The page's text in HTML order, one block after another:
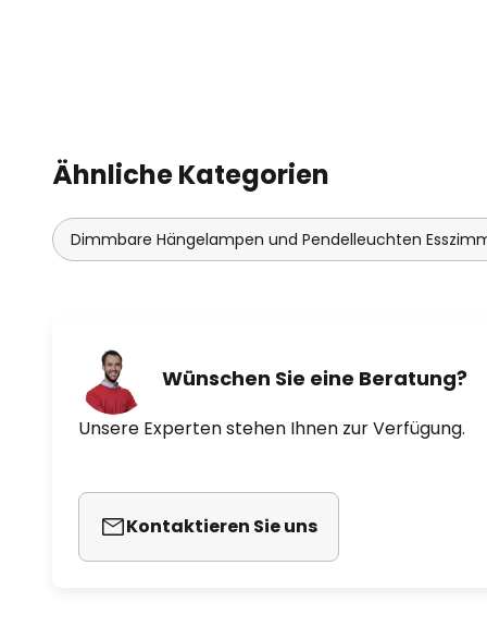
Ähnliche Kategorien
Dimmbare Hängelampen und Pendelleuchten
Wünschen Sie eine Beratung?
Unsere Experten stehen Ihnen zur Verfügung.
Kontaktieren Sie uns